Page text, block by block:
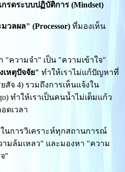
รดระบบปฏิบัติการ (Mindset)
วลผล" (Processor)ที่มองเห็น
"ความจำ" เป็น "ความเข้าใจ"
หตุปัจจัย" ทำให้เราไม่แก้ปัญหาที่
สัจ 4) รวมถึงการเห็นแจ้งใน
ทำให้เราเป็นคนน้ำไม่เต็มแก้ว
ดเวลา
นการวิเคราะห์ทุกสถานการณ์
มล้มเหลว" และมองหา "ความ
"